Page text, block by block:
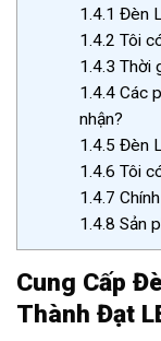
1.4.1 Đèn
1.4.2 Tôi
1.4.3 Thời
1.4.4Các
nhận?
1.4.5 Đèn
1.4.6 Tôi
1.4.7
1.4.8 Sản
Cung Cấp
Thành Đạt